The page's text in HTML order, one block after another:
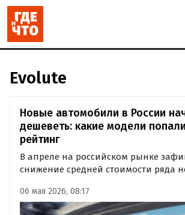
Evolute
Новые автомобили в России
дешеветь: какие модели
рейтинг
В апреле на российском рынке
снижение средней стоимости ряда
отдельные модели Haval и Jaecoo,
«Авто.ру Бизнес».
06 мая 2026, 08:17